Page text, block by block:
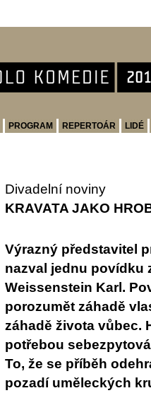
PROGRAM REPERTOÁR
LIDÉ
Divadelní noviny
KRAVATA JAKO
Výrazný představitel
nazval jednu povídku
Weissenstein Karl.
porozumět záhadě
záhadě života vůbec.
potřebou
To, že se příběh
pozadí uměleckých